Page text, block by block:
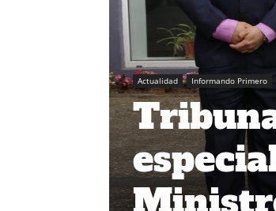
Actualidad Informando Primero